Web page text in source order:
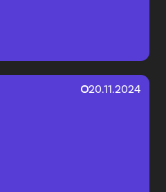
20.11.2024